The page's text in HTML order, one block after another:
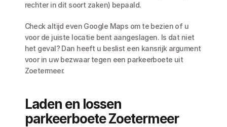
rechter in dit soort zaken) bepaald.
Check altijd even Google Maps om te bezien of u
voor de juiste locatie bent aangeslagen. Is dat niet
het geval? Dan heeft u beslist een kansrijk argument
voor in uw bezwaar tegen een parkeerboete uit
Zoetermeer.
Laden en lossen
parkeerboete Zoetermeer